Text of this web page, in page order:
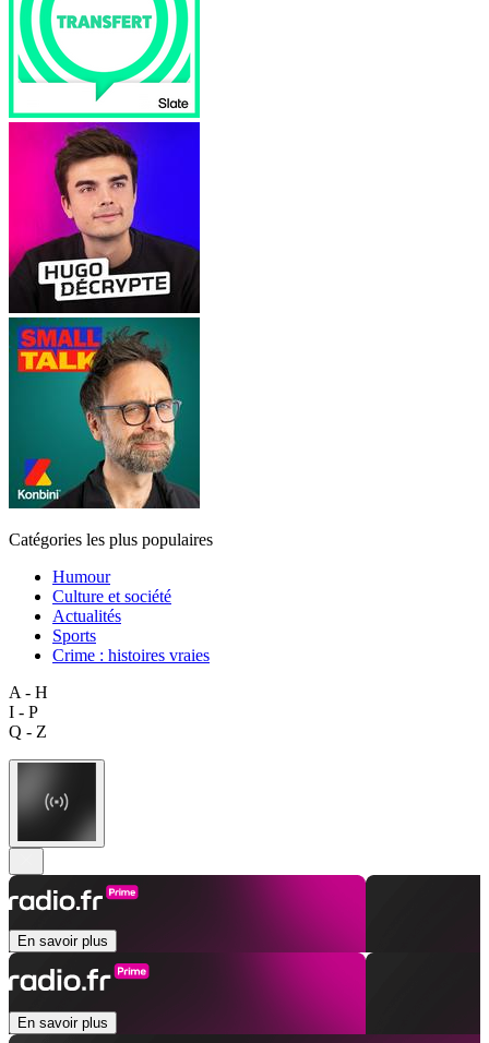
Catégories les plus populaires
Humour
Culture et société
Actualités
Sports
Crime : histoires vraies
A - H
I - P
Q - Z
En savoir plus
En savoir plus